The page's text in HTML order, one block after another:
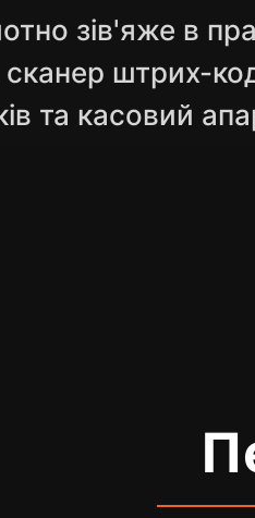
зів'яже в
штрих-
та касовий